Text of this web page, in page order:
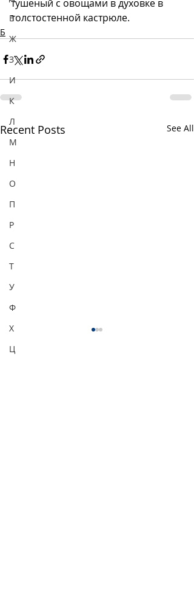
Е
Ж
З
И
К
Л
М
Н
О
П
Р
С
Т
У
Ф
Х
Ц
тушеный с овощами в духовке в
толстостенной кастрюле.
Б
Recent Posts See All